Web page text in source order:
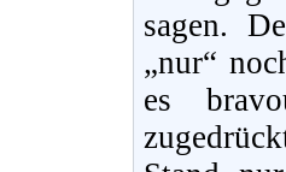
sagen.
„nur“
es